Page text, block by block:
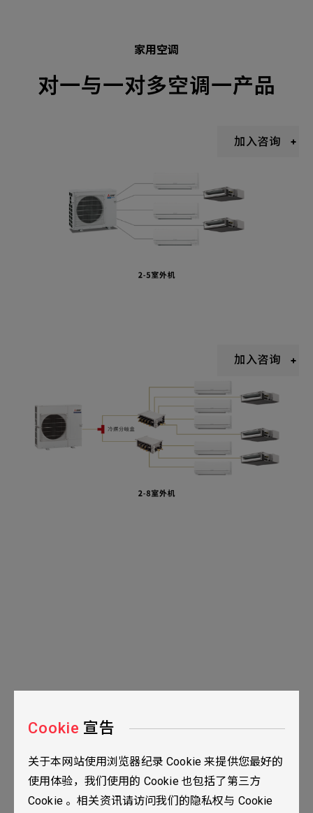
最新消息
家用空调
对一与一对多空调一产品
加入咨询
加入咨询
Electronics Business
电子事业群
Total
请点击按钮新增要咨询的项目
新增项目
台北市115南港区三重路19之2号九楼
02-2655-0077
02-2655-0666
Cookie 宣告
关于本网站使用浏览器纪录 Cookie 来提供您最好的
使用体验，我们使用的 Cookie 也包括了第三方
Cookie 。相关资讯请访问我们的隐私权与 Cookie